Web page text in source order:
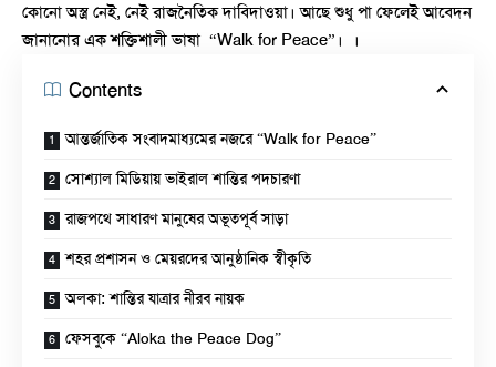
কোনো অস্ত্র নেই, নেই রাজনৈতিক দাবিদাওয়া। আছে শুধু পা ফেলেই আবেদন
জানানোর এক শক্তিশালী ভাষা “Walk for Peace”। ।
Contents
আন্তর্জাতিক সংবাদমাধ্যমের নজরে “Walk for Peace”
সোশ্যাল মিডিয়ায় ভাইরাল শান্তির পদচারণা
রাজপথে সাধারণ মানুষের অভূতপূর্ব সাড়া
শহর প্রশাসন ও মেয়রদের আনুষ্ঠানিক স্বীকৃতি
অলকা: শান্তির যাত্রার নীরব নায়ক
ফেসবুকে “Aloka the Peace Dog”